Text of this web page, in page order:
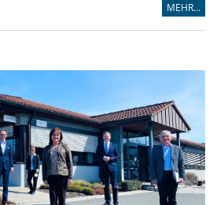
MEHR...